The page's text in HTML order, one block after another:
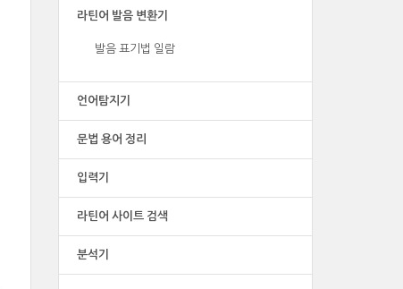
라틴어 발음 변환기
발음 표기법 일람
언어탐지기
문법 용어 정리
입력기
라틴어 사이트 검색
분석기